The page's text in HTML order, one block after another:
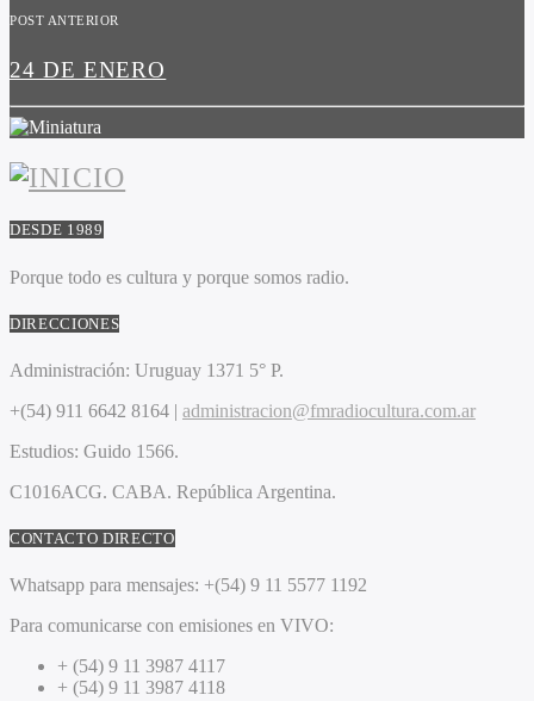
POST ANTERIOR
24 DE ENERO
DESDE 1989
Porque todo es cultura y porque somos radio.
DIRECCIONES
Administración: Uruguay 1371 5° P.
+(54) 911 6642 8164 | administracion@fmradiocultura.com.ar
Estudios: Guido 1566.
C1016ACG. CABA. República Argentina.
CONTACTO DIRECTO
Whatsapp para mensajes: +(54) 9 11 5577 1192
Para comunicarse con emisiones en VIVO:
+ (54) 9 11 3987 4117
+ (54) 9 11 3987 4118